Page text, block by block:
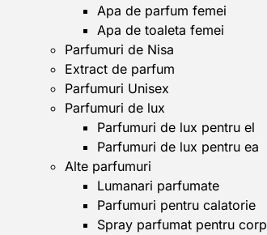
Apa de parfum femei
Apa de toaleta femei
Parfumuri de Nisa
Extract de parfum
Parfumuri Unisex
Parfumuri de lux
Parfumuri de lux pentru el
Parfumuri de lux pentru ea
Alte parfumuri
Lumanari parfumate
Parfumuri pentru calatorie
Spray parfumat pentru corp